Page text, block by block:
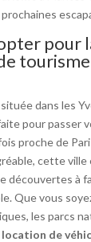
pour
dans les
pour passer
proche de
cette
découvertes à
Que vous
les parcs
location de